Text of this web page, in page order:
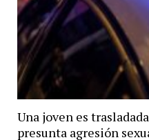
Una joven es
presunta agresión